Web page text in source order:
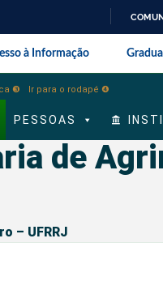
da
à Informação
❸ Ir para o rodapé ❹
PESSOAS
de
– UFRRJ